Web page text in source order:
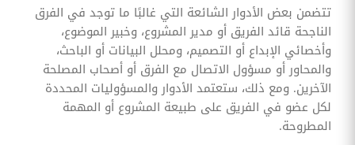
تتضمن بعض الأدوار الشائعة التي غالبًا ما توجد في الفرق
الناجحة قائد الفريق أو مدير المشروع، وخبير الموضوع،
وأخصائي الإبداع أو التصميم، ومحلل البيانات أو الباحث،
والمحاور أو مسؤول الاتصال مع الفرق أو أصحاب المصلحة
الآخرين. ومع ذلك، ستعتمد الأدوار والمسؤوليات المحددة
لكل عضو في الفريق على طبيعة المشروع أو المهمة
المطروحة.